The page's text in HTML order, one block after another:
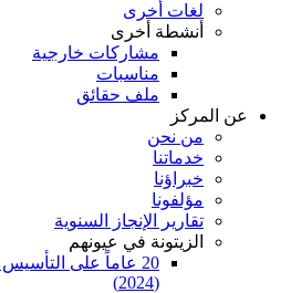
لغات أخرى
أنشطة أخرى
مشاركات خارجية
مناسبات
ملف حقائق
عن المركز
من نحن
خدماتنا
خبراؤنا
مؤلفونا
تقارير الإنجاز السنوية
الزيتونة في عيونهم
20 عاماً على
(2024)